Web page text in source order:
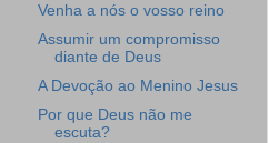
Venha a nós o vosso reino
Assumir um compromisso
diante de Deus
A Devoção ao Menino Jesus
Por que Deus não me
escuta?